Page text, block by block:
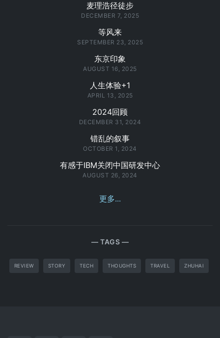
麦理浩径徒步
DECEMBER 7, 2025
等风来
SEPTEMBER 23, 2025
东京印象
AUGUST 16, 2025
人生体验+1
APRIL 13, 2025
2024回顾
DECEMBER 31, 2024
错乱的叙事
OCTOBER 1, 2024
有感于IBM关闭中国研发中心
AUGUST 26, 2024
更多...
TAGS
REVIEW STORY TECH THOUGHTS TRAVEL ZHUHAI